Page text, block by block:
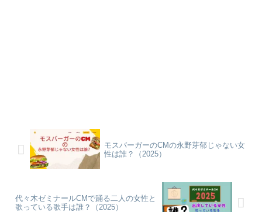
モスバーガーのCMの永野芽郁じゃない女
性は誰？（2025）
代々木ゼミナールCMで踊る二人の女性と
歌っている歌手は誰？（2025）